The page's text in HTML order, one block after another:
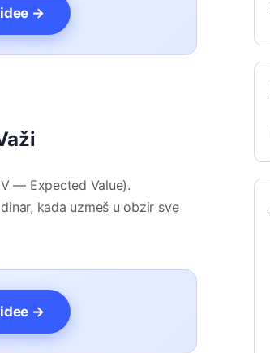
→
— Expected Value).
kada uzmeš u obzir sve
→